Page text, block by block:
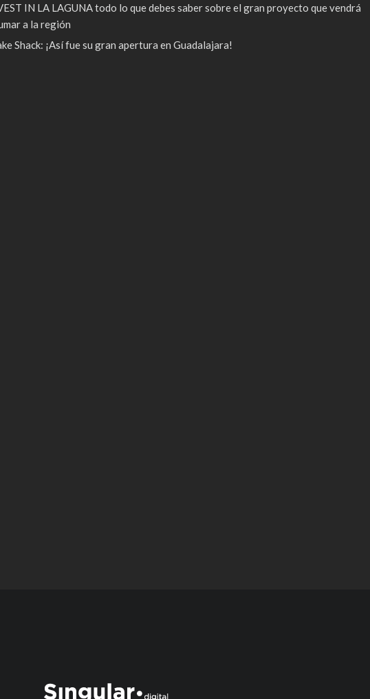
IN LA LAGUNA todo lo que debes saber sobre el gran proyecto que vendrá
a la región
Shack: ¡Así fue su gran apertura en Guadalajara!